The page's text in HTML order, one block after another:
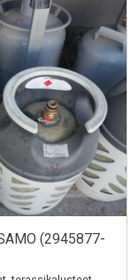
(2945877-